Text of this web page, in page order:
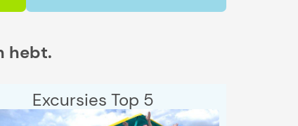
hebt.
Excursies Top 5